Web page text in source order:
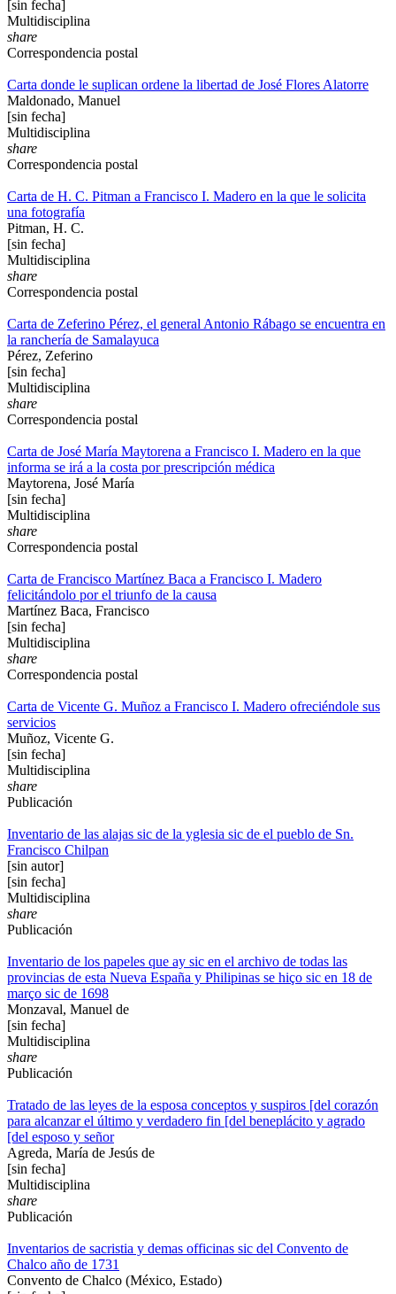
[sin fecha]
Multidisciplina
share
Correspondencia postal
Carta donde le suplican ordene la libertad de José Flores Alatorre
Maldonado, Manuel
[sin fecha]
Multidisciplina
share
Correspondencia postal
Carta de H. C. Pitman a Francisco I. Madero en la que le solicita
una fotografía
Pitman, H. C.
[sin fecha]
Multidisciplina
share
Correspondencia postal
Carta de Zeferino Pérez, el general Antonio Rábago se encuentra en
la ranchería de Samalayuca
Pérez, Zeferino
[sin fecha]
Multidisciplina
share
Correspondencia postal
Carta de José María Maytorena a Francisco I. Madero en la que
informa se irá a la costa por prescripción médica
Maytorena, José María
[sin fecha]
Multidisciplina
share
Correspondencia postal
Carta de Francisco Martínez Baca a Francisco I. Madero
felicitándolo por el triunfo de la causa
Martínez Baca, Francisco
[sin fecha]
Multidisciplina
share
Correspondencia postal
Carta de Vicente G. Muñoz a Francisco I. Madero ofreciéndole sus
servicios
Muñoz, Vicente G.
[sin fecha]
Multidisciplina
share
Publicación
Inventario de las alajas sic de la yglesia sic de el pueblo de Sn.
Francisco Chilpan
[sin autor]
[sin fecha]
Multidisciplina
share
Publicación
Inventario de los papeles que ay sic en el archivo de todas las
provincias de esta Nueva España y Philipinas se hiço sic en 18 de
março sic de 1698
Monzaval, Manuel de
[sin fecha]
Multidisciplina
share
Publicación
Tratado de las leyes de la esposa conceptos y suspiros [del corazón
para alcanzar el último y verdadero fin [del beneplácito y agrado
[del esposo y señor
Agreda, María de Jesús de
[sin fecha]
Multidisciplina
share
Publicación
Inventarios de sacristia y demas officinas sic del Convento de
Chalco año de 1731
Convento de Chalco (México, Estado)